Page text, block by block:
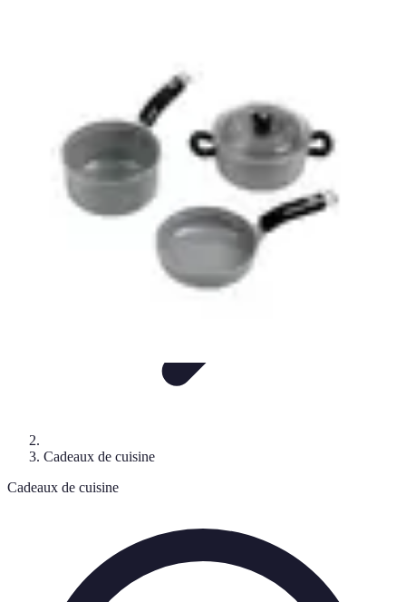
Cadeaux de cuisine
Cadeaux de cuisine